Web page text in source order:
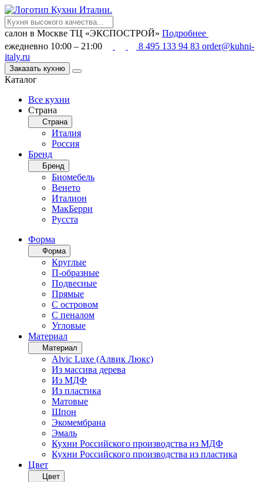
салон в Москве ТЦ «ЭКСПОСТРОЙ» Подробнее
ежедневно 10:00 – 21:00
8 495 133 94 83 order@kuhni-
italy.ru
Заказать кухню
Каталог
Все кухни
Страна
Страна
Италия
Россия
Бренд
Бренд
Биомебель
Венето
Италион
МакБерри
Русста
Форма
Форма
Круглые
П-образные
Подвесные
Прямые
С островом
С пеналом
Угловые
Материал
Материал
Alvic Luxe (Алвик Люкс)
Из массива дерева
Из МДФ
Из пластика
Матовые
Шпон
Экомембрана
Эмаль
Кухни Российского производства из МДФ
Кухни Российского производства из пластика
Цвет
Цвет